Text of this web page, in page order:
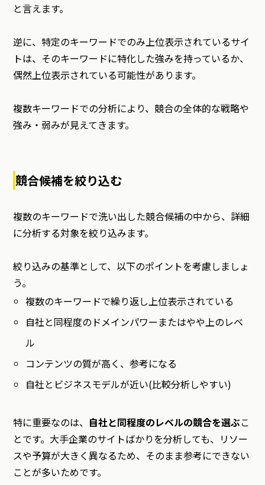
と言えます。
逆に、特定のキーワードでのみ上位表示されているサイ
トは、そのキーワードに特化した強みを持っているか、
偶然上位表示されている可能性があります。
複数キーワードでの分析により、競合の全体的な戦略や
強み・弱みが見えてきます。
競合候補を絞り込む
複数のキーワードで洗い出した競合候補の中から、詳細
に分析する対象を絞り込みます。
絞り込みの基準として、以下のポイントを考慮しましょ
う。
複数のキーワードで繰り返し上位表示されている
自社と同程度のドメインパワーまたはやや上のレベ
ル
コンテンツの質が高く、参考になる
自社とビジネスモデルが近い(比較分析しやすい)
特に重要なのは、 自社と同程度のレベルの競合を選ぶこ
とです。大手企業のサイトばかりを分析しても、リソー
スや予算が大きく異なるため、そのまま参考にできない
ことが多いためです。